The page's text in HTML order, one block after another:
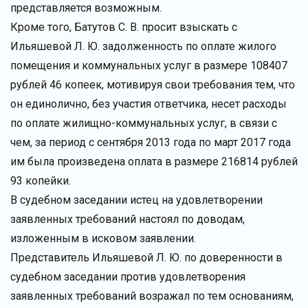
представляется возможным.
Кроме того, Батутов С. В. просит взыскать с
Ильяшевой Л. Ю. задолженность по оплате жилого
помещения и коммунальных услуг в размере 108407
рублей 46 копеек, мотивируя свои требования тем, что
он единолично, без участия ответчика, несет расходы
по оплате жилищно-коммунальных услуг, в связи с
чем, за период с сентября 2013 года по март 2017 года
им была произведена оплата в размере 216814 рублей
93 копейки.
В судебном заседании истец на удовлетворении
заявленных требований настоял по доводам,
изложенным в исковом заявлении.
Представитель Ильяшевой Л. Ю. по доверенности в
судебном заседании против удовлетворения
заявленных требований возражал по тем основаниям,